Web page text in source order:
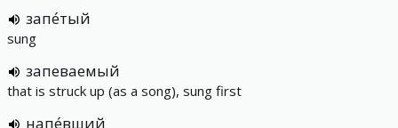
запе́тый
sung
запеваемый
that is struck up (as a song), sung first
напе́вший